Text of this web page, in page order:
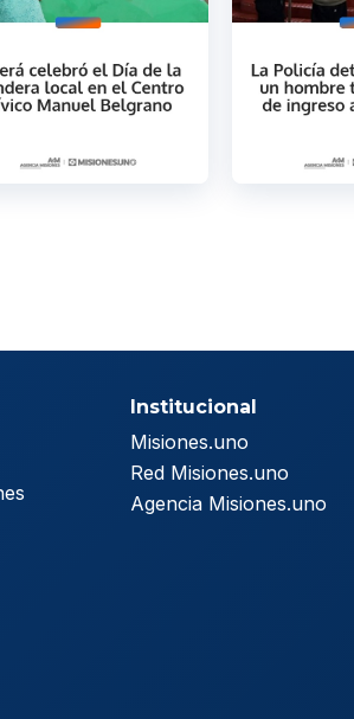
Institucional
Misiones.uno
Red Misiones.uno
Agencia Misiones.uno